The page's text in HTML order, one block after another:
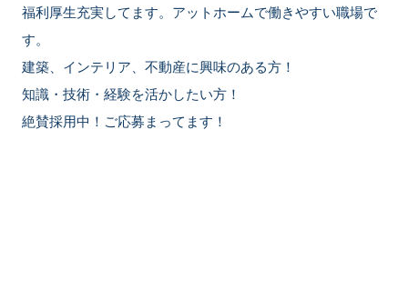
福利厚生充実してます。アットホームで働きやすい職場で
す。
建築、インテリア、不動産に興味のある方！
知識・技術・経験を活かしたい方！
絶賛採用中！ご応募まってます！